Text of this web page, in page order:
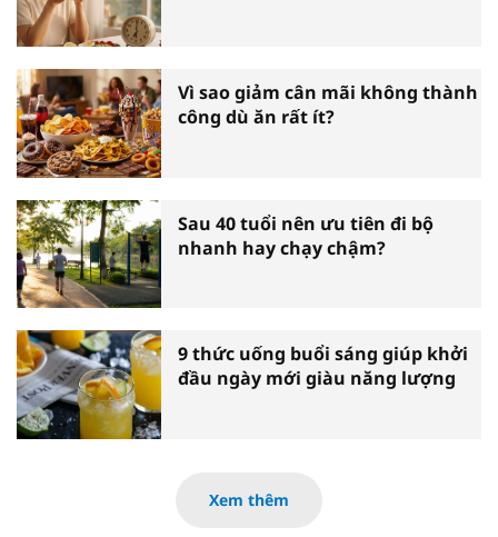
Vì sao giảm cân mãi không thành
công dù ăn rất ít?
Sau 40 tuổi nên ưu tiên đi bộ
nhanh hay chạy chậm?
9 thức uống buổi sáng giúp khởi
đầu ngày mới giàu năng lượng
Xem thêm